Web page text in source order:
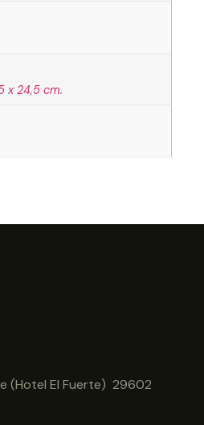
x 24,5 cm.
(Hotel El Fuerte) 29602